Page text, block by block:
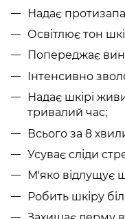
Надає
Освітлює тон
Попереджає
Інтенсивно
Надає шкірі
тривалий час;
Всього за 8
Усуває сліди
М'яко відлущує
Робить шкіру